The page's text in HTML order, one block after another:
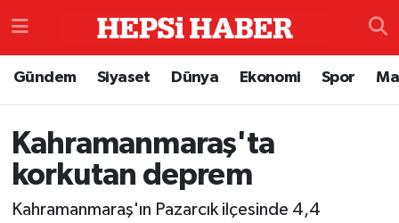
Gündem Siyaset Dünya Ekonomi Spor
Kahramanmaraş'ta
korkutan deprem
Kahramanmaraş'ın Pazarcık ilçesinde 4,4
Çevre
Dünya
İzmir Namaz Vakitleri
İstanbul Trafik Yoğunluk Haritası